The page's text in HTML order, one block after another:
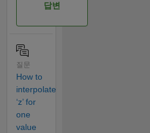
답변
질문
How to
interpolate
‘z’ for
one
value